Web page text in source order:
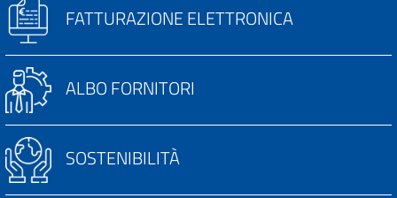
FATTURAZIONE ELETTRONICA
ALBO FORNITORI
SOSTENIBILITÀ